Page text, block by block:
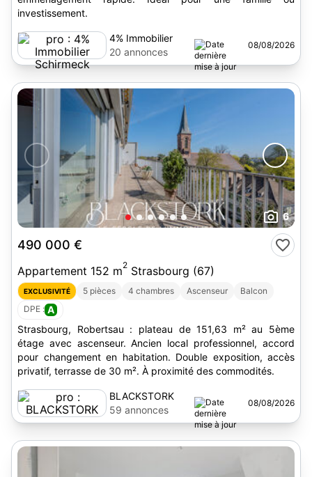
investissement.
4% Immobilier
Schirmeck
20 annonces
08/08/2026
6
490 000 €
Appartement 152 m2 Strasbourg (67)
EXCLUSIVITÉ 5 pièces 4 chambres Ascenseur
Balcon
DPE : A
Strasbourg, Robertsau : plateau de 151,63 m² au 5ème
étage avec ascenseur. Ancien local professionnel, accord
pour changement en habitation. Double exposition, accès
privatif, terrasse de 30 m². À proximité des commodités.
BLACKSTORK
59 annonces
08/08/2026